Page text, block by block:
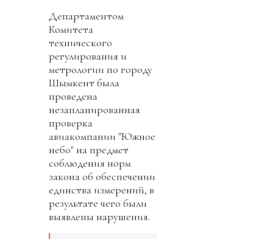
Департаментом
Комитета
технического
регулирования и
метрологии по городу
Шымкент была
проведена
незапланированная
проверка
авиакомпании "Южное
небо" на предмет
соблюдения норм
закона об обеспечении
единства измерений, в
результате чего были
выявлены нарушения.